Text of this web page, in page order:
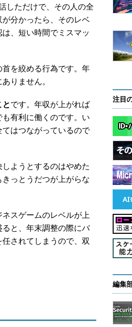
しただけで、その人の全
分かったら、そのレベ
、短い時間でミスマッ
を絞める行為です。年
りません。
とです。年収が上がれば
有利に働くのです。い
はつながっているので
ようとするのはやめた
っとうだつが上がらな
スゲームのレベルが上
と、年末調整の際にバ
されてしまうので、双
注目
編集